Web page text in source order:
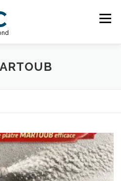
Menu
PRODUIT